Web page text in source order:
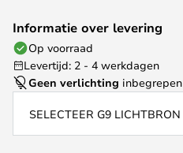
Informatie over levering
Op voorraad
Levertijd: 2 - 4 werkdagen
Geen verlichting inbegrepen
SELECTEER G9 LICHTBRON